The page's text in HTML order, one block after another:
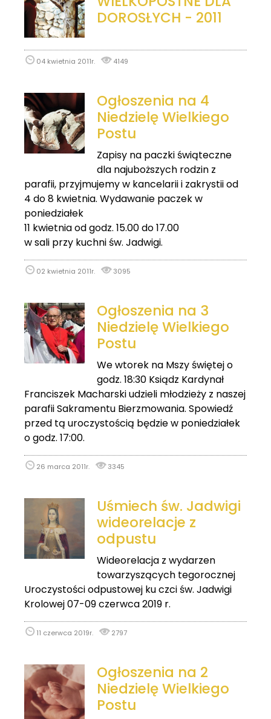
DOROSŁYCH - 2011
04 kwietnia 2011r. 4149
Ogłoszenia na 4
Niedzielę Wielkiego
Postu
Zapisy na paczki świąteczne
dla najuboższych rodzin z
parafii, przyjmujemy w kancelarii i zakrystii od
4 do 8 kwietnia. Wydawanie paczek w
poniedziałek
11 kwietnia od godz. 15.00 do 17.00
w sali przy kuchni św. Jadwigi.
02 kwietnia 2011r. 3095
Ogłoszenia na 3
Niedzielę Wielkiego
Postu
We wtorek na Mszy świętej o
godz. 18:30 Ksiądz Kardynał
Franciszek Macharski udzieli młodzieży z naszej
parafii Sakramentu Bierzmowania. Spowiedź
przed tą uroczystością będzie w poniedziałek
o godz. 17:00.
26 marca 2011r. 3345
Uśmiech św. Jadwigi
wideorelacje z
odpustu
Wideorelacja z wydarzen
towarzyszących tegorocznej
Uroczystości odpustowej ku czci św. Jadwigi
Krolowej 07-09 czerwca 2019 r.
11 czerwca 2019r. 2797
Ogłoszenia na 2
Niedzielę Wielkiego
Postu